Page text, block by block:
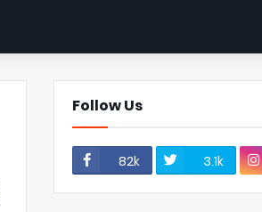
Follow Us
82k 3.1k